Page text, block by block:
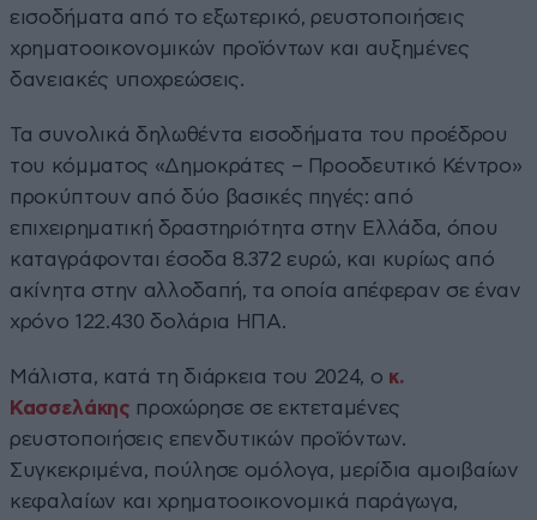
εισοδήματα από το εξωτερικό, ρευστοποιήσεις
χρηματοοικονομικών προϊόντων και αυξημένες
δανειακές υποχρεώσεις.
Τα συνολικά δηλωθέντα εισοδήματα του προέδρου
του κόμματος «Δημοκράτες – Προοδευτικό Κέντρο»
προκύπτουν από δύο βασικές πηγές: από
επιχειρηματική δραστηριότητα στην Ελλάδα, όπου
καταγράφονται έσοδα 8.372 ευρώ, και κυρίως από
ακίνητα στην αλλοδαπή, τα οποία απέφεραν σε έναν
χρόνο 122.430 δολάρια ΗΠΑ.
Μάλιστα, κατά τη διάρκεια του 2024, ο κ.
Κασσελάκης προχώρησε σε εκτεταμένες
ρευστοποιήσεις επενδυτικών προϊόντων.
Συγκεκριμένα, πούλησε ομόλογα, μερίδια αμοιβαίων
κεφαλαίων και χρηματοοικονομικά παράγωγα,